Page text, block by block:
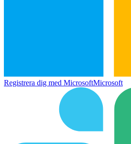
Registrera dig med MicrosoftMicrosoft